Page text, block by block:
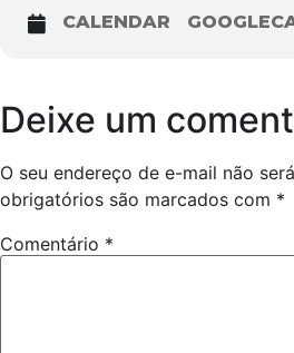
CALENDAR
Deixe um
O seu endereço de e-mail não
obrigatórios são marcados com *
Comentário *